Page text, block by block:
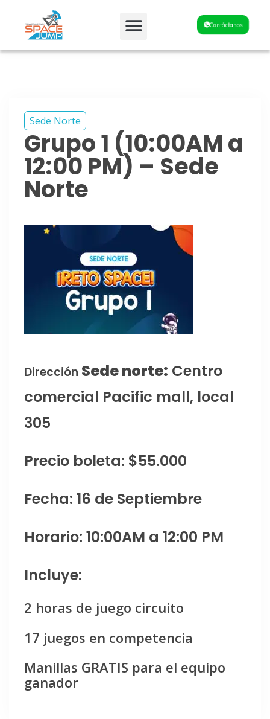
Contáctanos
Sede Norte
Grupo 1 (10:00AM a
12:00 PM) – Sede
Norte
Dirección Sede norte: Centro
comercial Pacific mall, local
305
Precio boleta: $55.000
Fecha: 16 de Septiembre
Horario: 10:00AM a 12:00 PM
Incluye:
2 horas de juego circuito
17 juegos en competencia
Manillas GRATIS para el equipo
ganador